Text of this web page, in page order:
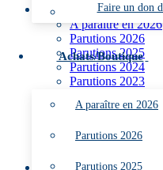
Faire un don
Achats/Boutique
A paraître en 2026
Parutions 2026
Parutions 2025
Achats/Boutique
A paraître en 2026
Parutions 2026
Parutions 2025
Parutions 2024
Parutions 2023
Parutions 2021
Tous les Cahiers